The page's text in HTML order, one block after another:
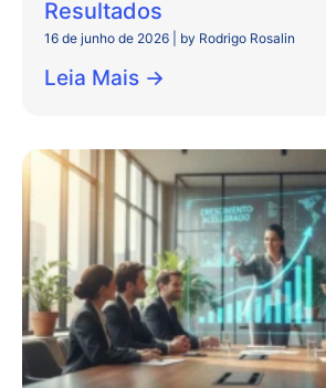
Resultados
16 de junho de 2026 by Rodrigo Rosalin
Leia Mais →